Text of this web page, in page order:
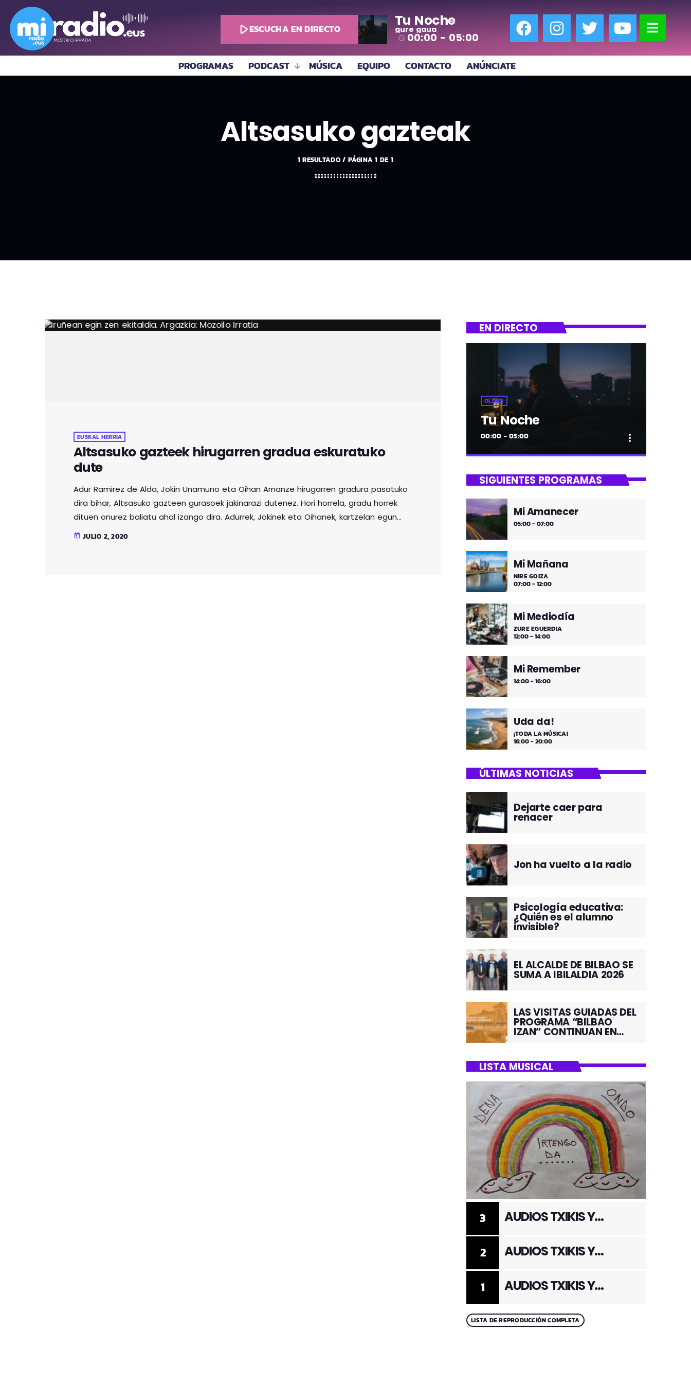
play_arrowESCUCHA EN DIRECTO Tu Noche
gure gaua
access_time 00:00 - 05:00
PROGRAMAS PODCAST MÚSICA EQUIPO CONTACTO ANÚNCIATE
Altsasuko gazteak
1 RESULTADO / PÁGINA 1 DE 1
EUSKAL HERRIA
Altsasuko gazteek hirugarren gradua eskuratuko
dute
Adur Ramirez de Alda, Jokin Unamuno eta Oihan Arnanze hirugarren gradura pasatuko
dira bihar, Altsasuko gazteen gurasoek jakinarazi dutenez. Hori horrela, gradu horrek
dituen onurez baliatu ahal izango dira. Adurrek, Jokinek eta Oihanek, kartzelan egun
gehien daramatzaten gazteek, urtarrilean bigarren gradua eskuratu zuten. Hain zuzen
today JULIO 2, 2020
EN DIRECTO
OLDIES
Tu Noche
00:00 - 05:00 more_vert
Tu Noche
Desconecta y disfruta cada madrugada
de la música más tranquila.
SIGUIENTES PROGRAMAS
Mi Amanecer
05:00 - 07:00
Mi Mañana
NIRE GOIZA
07:00 - 12:00
Mi Mediodía
ZURE EGUERDIA
12:00 - 14:00
Mi Remember
14:00 - 16:00
Uda da!
¡TODA LA MÚSICA!
16:00 - 20:00
ÚLTIMAS NOTICIAS
Dejarte caer para
renacer
Jon ha vuelto a la radio
Psicología educativa:
¿Quién es el alumno
invisible?
EL ALCALDE DE BILBAO SE
SUMA A IBILALDIA 2026
LAS VISITAS GUIADAS DEL
PROGRAMA “BILBAO
IZAN” CONTINUAN EN
LISTA MUSICAL
1 AUDIOS TXIKIS Y
2 AUDIOS TXIKIS Y
3 AUDIOS TXIKIS Y
LISTA DE REPRODUCCIÓN COMPLETA